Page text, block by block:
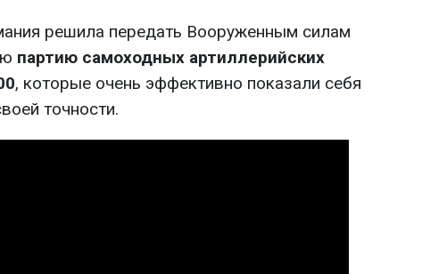
решила передать Вооруженным силам
партию самоходных артиллерийских
, которые очень эффективно показали себя
точности.